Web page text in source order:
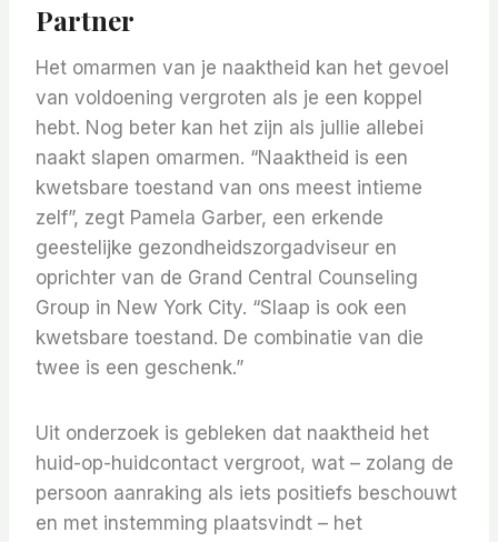
Partner
Het omarmen van je naaktheid kan het gevoel
van voldoening vergroten als je een koppel
hebt. Nog beter kan het zijn als jullie allebei
naakt slapen omarmen. “Naaktheid is een
kwetsbare toestand van ons meest intieme
zelf”, zegt Pamela Garber, een erkende
geestelijke gezondheidszorgadviseur en
oprichter van de Grand Central Counseling
Group in New York City. “Slaap is ook een
kwetsbare toestand. De combinatie van die
twee is een geschenk.”
Uit onderzoek is gebleken dat naaktheid het
huid-op-huidcontact vergroot, wat – zolang de
persoon aanraking als iets positiefs beschouwt
en met instemming plaatsvindt – het